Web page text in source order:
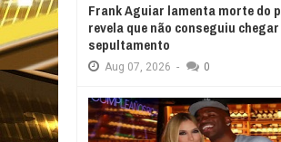
Frank Aguiar lamenta morte do
revela que não conseguiu
sepultamento
Aug 07, 2026 - 0